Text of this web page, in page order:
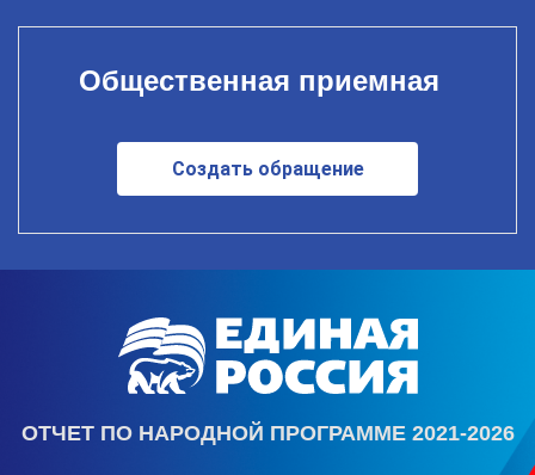
Общественная приемная
Создать обращение
ОТЧЕТ ПО НАРОДНОЙ ПРОГРАММЕ 2021-2026